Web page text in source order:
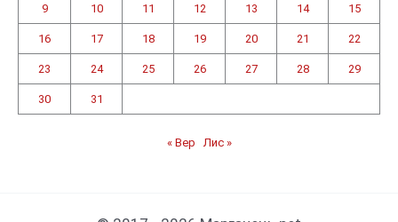
9 10 11 12 13 14 15
16 17 18 19 20 21 22
23 24 25 26 27 28 29
30 31
« Вер Лис »